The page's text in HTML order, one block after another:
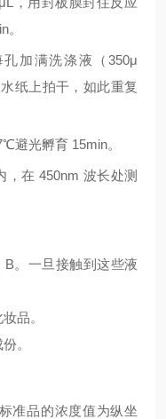
。
孔加满洗涤液（350μ
纸上拍干，如此重复
℃避光孵育 15min。
，在 450nm 波长处测
。一旦接触到这些液
品。
。
准品的浓度值为纵坐